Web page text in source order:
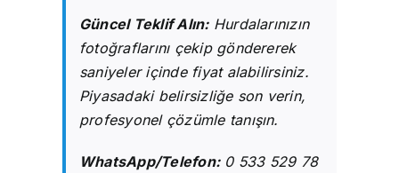
Güncel Teklif Alın:Hurdalarınızın
fotoğraflarını çekip göndererek
saniyeler içinde fiyat alabilirsiniz.
Piyasadaki belirsizliğe son verin,
profesyonel çözümle tanışın.
WhatsApp/Telefon:0 533 529 78